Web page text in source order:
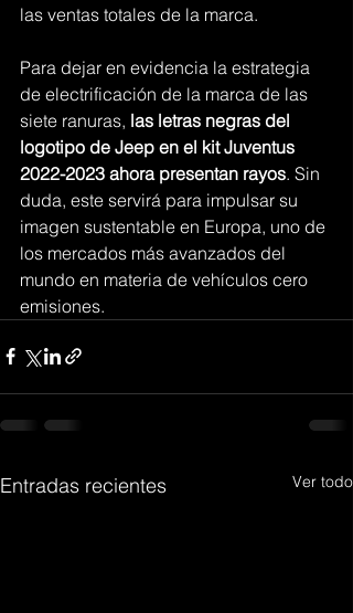
las ventas totales de la marca.
Para dejar en evidencia la estrategia
de electrificación de la marca de las
siete ranuras, las letras negras del
logotipo de Jeep en el kit Juventus
2022-2023 ahora presentan rayos. Sin
duda, este servirá para impulsar su
imagen sustentable en Europa, uno de
los mercados más avanzados del
mundo en materia de vehículos cero
emisiones.
Entradas recientes Ver todo